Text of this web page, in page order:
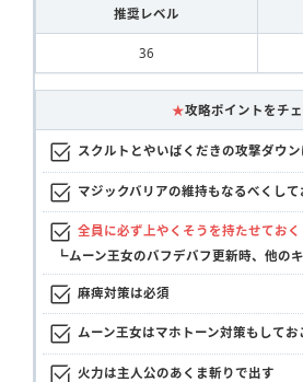
推奨レベル
36
★攻略ポイントをチ
スクルトとやいばくだきの攻撃ダウ
マジックバリアの維持もなるべくして
全員に必ず上やくそうを持たせておく
┗ムーン王女のバフデバフ更新時、他の
麻痺対策は必須
ムーン王女はマホトーン対策もしてお
火力は主人公のあくま斬りで出す